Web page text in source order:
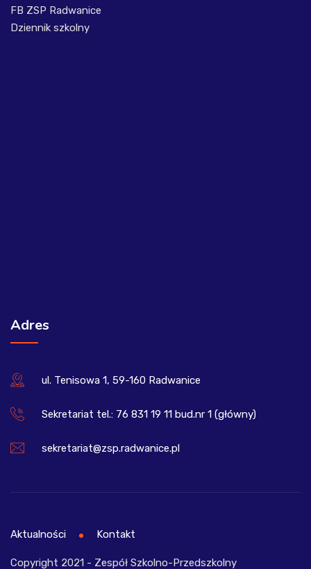
FB ZSP Radwanice
Dziennik szkolny
Adres
ul. Tenisowa 1, 59-160 Radwanice
Sekretariat tel.: 76 831 19 11 bud.nr 1 (główny)
sekretariat@zsp.radwanice.pl
Copyright 2021 - Zespół Szkolno-Przedszkolny
Aktualności Kontakt